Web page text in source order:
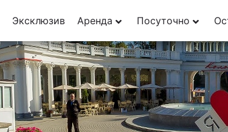
Эксклюзив Аренда Посуточно